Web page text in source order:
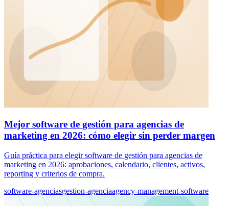
Mejor software de gestión para agencias de
marketing en 2026: cómo elegir sin perder margen
Guía práctica para elegir software de gestión para agencias de
marketing en 2026: aprobaciones, calendario, clientes, activos,
reporting y criterios de compra.
software-agenciasgestion-agenciaagency-management-software